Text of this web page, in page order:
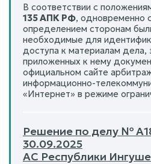
В соответствии с
135 АПК РФ, одновременно
определением сторонам
необходимые для
доступа к материалам дела,
приложенных к нему
официальном сайте
информационно-
«Интернет» в режиме
Решение по делу №
30.09.2025
АС Республики